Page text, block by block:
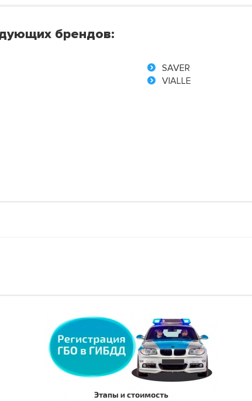
брендов:
SAVER
VIALLE